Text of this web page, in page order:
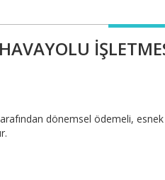
HAVAYOLU
dönemsel ödemeli,